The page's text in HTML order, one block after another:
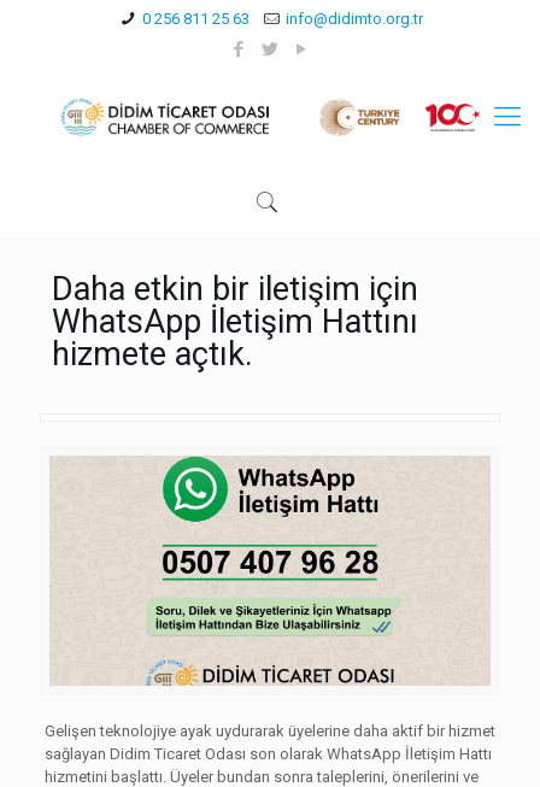
0 256 811 25 63 info@didimto.org.tr
Daha etkin bir iletişim için
WhatsApp İletişim Hattını
hizmete açtık.
Gelişen teknolojiye ayak uydurarak üyelerine daha aktif bir hizmet
sağlayan Didim Ticaret Odası son olarak WhatsApp İletişim Hattı
hizmetini başlattı. Üyeler bundan sonra taleplerini, önerilerini ve